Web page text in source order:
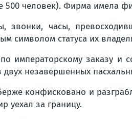
человек). Фирма имела
часы,
символом статуса их
императорскому заказу и
незавершенных
конфисковано и
уехал за границу.